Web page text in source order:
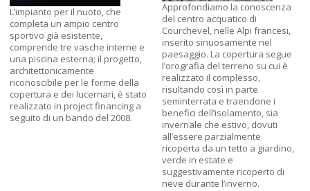
L’impianto per il nuoto, che
completa un ampio centro
sportivo già esistente,
comprende tre vasche interne e
una piscina esterna; il progetto,
architettonicamente
riconoscibile per le forme della
copertura e dei lucernari, è stato
realizzato in project financing a
seguito di un bando del 2008.
Approfondiamo la conoscenza
del centro acquatico di
Courchevel, nelle Alpi francesi,
inserito sinuosamente nel
paesaggio. La copertura segue
l’orografia del terreno su cui è
realizzato il complesso,
risultando così in parte
seminterrata e traendone i
benefici dell’isolamento, sia
invernale che estivo, dovuti
all’essere parzialmente
ricoperta da un tetto a giardino,
verde in estate e
suggestivamente ricoperto di
neve durante l’inverno.